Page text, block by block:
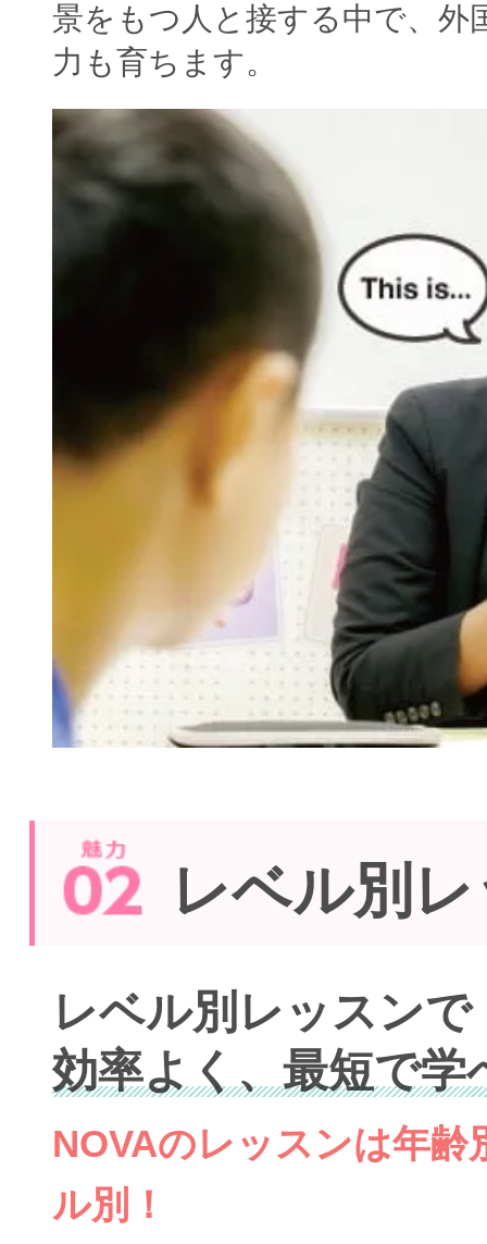
景をもつ人と接する中で、外
力も育ちます。
レベル別
レベル別レッスンで
効率よく、最短で学
NOVAのレッスンは年齢
ル別！